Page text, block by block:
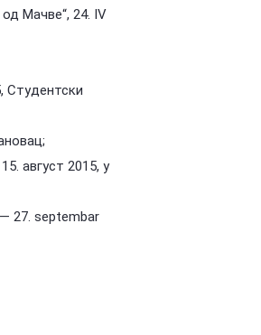
од Мачве“, 24. IV
Студентски
август 2015, у
27. septembar